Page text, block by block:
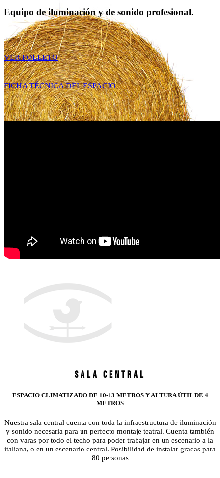
Equipo de iluminación y de sonido profesional.
VER FOLLETO
FICHA TÉCNICA DEL ESPACIO
SALA CENTRAL
ESPACIO CLIMATIZADO DE 10-13 METROS Y ALTURA ÚTIL DE 4
METROS
Nuestra sala central cuenta con toda la infraestructura de iluminación
y sonido necesaria para un perfecto montaje teatral. Cuenta también
con varas por todo el techo para poder trabajar en un escenario a la
italiana, o en un escenario central. Posibilidad de instalar gradas para
80 personas